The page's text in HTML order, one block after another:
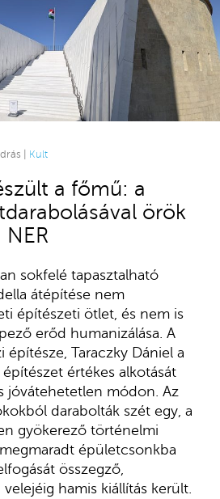
| Kult
a főmű: a
örök
sokfelé tapasztalható
átépítése nem
építészeti ötlet, és nem is
erőd humanizálása. A
építésze, Taraczky Dániel a
építészet értékes alkotását
jóvátehetetlen módon. Az
darabolták szét egy, a
gyökerező történelmi
épületcsonkba
összegző,
hamis kiállítás került.